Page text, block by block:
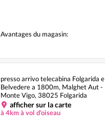
Avantages du magasin:
presso arrivo telecabina Folgarida e
Belvedere a 1800m, Malghet Aut -
Monte Vigo, 38025 Folgarida
afficher sur la carte
à 4km à vol d'oiseau